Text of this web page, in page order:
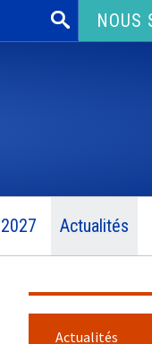
Rechercher :
NOUS
Actualités
Actualités